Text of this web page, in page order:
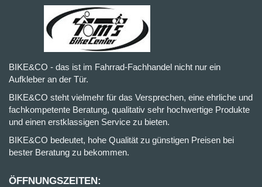
BIKE&CO - das ist im Fahrrad-Fachhandel nicht nur ein
Aufkleber an der Tür.
BIKE&CO steht vielmehr für das Versprechen, eine ehrliche und
fachkompetente Beratung, qualitativ sehr hochwertige Produkte
und einen erstklassigen Service zu bieten.
BIKE&CO bedeutet, hohe Qualität zu günstigen Preisen bei
bester Beratung zu bekommen.
ÖFFNUNGSZEITEN: